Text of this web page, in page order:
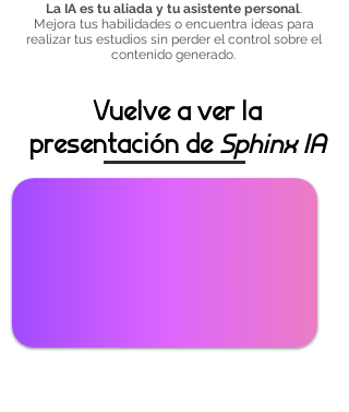
La IA es tu aliada y tu asistente personal.
Mejora tus habilidades o encuentra ideas para
realizar tus estudios sin perder el control sobre el
contenido generado.
Vuelve a ver la
presentación de Sphinx IA